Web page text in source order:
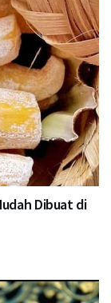
Dibuat di